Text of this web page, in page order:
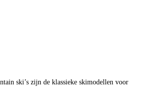
ski’s zijn de klassieke skimodellen voor